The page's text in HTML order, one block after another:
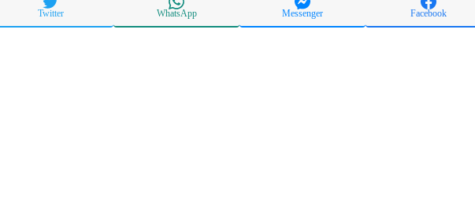
Facebook
Messenger
WhatsApp
Twitter